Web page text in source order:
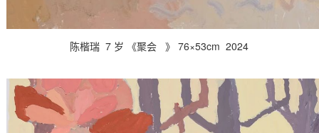
陈楷瑞 7 岁 《聚会 》 76×53cm 2024